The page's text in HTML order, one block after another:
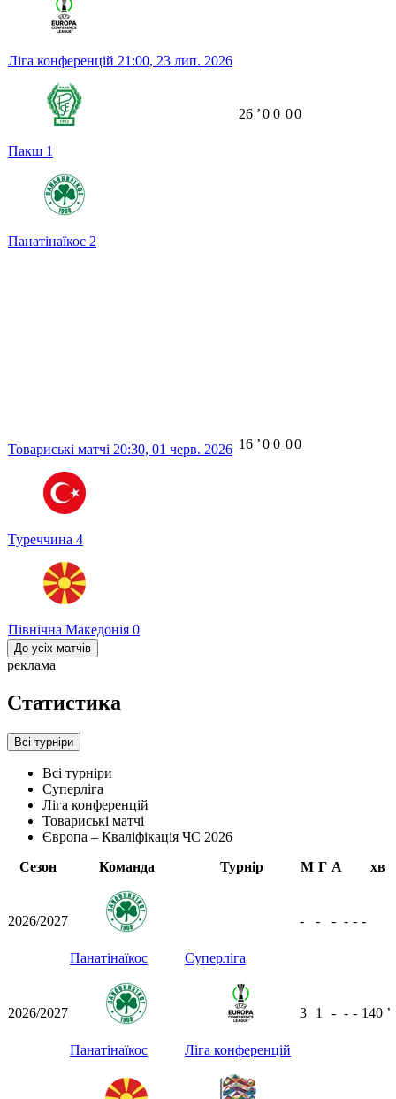
Ліга конференцій 21:00, 23 лип. 2026
Пакш 1
Панатінаїкос 2
26 ʼ0 0 00
Товариські матчі 20:30, 01 черв. 2026
Туреччина 4
Північна Македонія 0
16 ʼ0 0 00
До усіх матчів
реклама
Статистика
Всі турніри
Всі турніри
Суперліга
Ліга конференцій
Товариські матчі
Європа – Кваліфікація ЧС 2026
Сезон
Команда Турнір М Г А хв
2026/2027
Панатінаїкос Суперліга
- - - - - -
2026/2027
Панатінаїкос Ліга конференцій
3 1 - - - 140 ʼ